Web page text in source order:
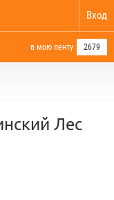
Вход
в мою ленту 2679
Лес